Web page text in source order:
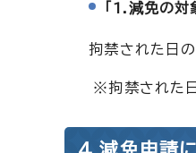
「1.減免の
拘禁された日
※拘禁された日
4.減免申請